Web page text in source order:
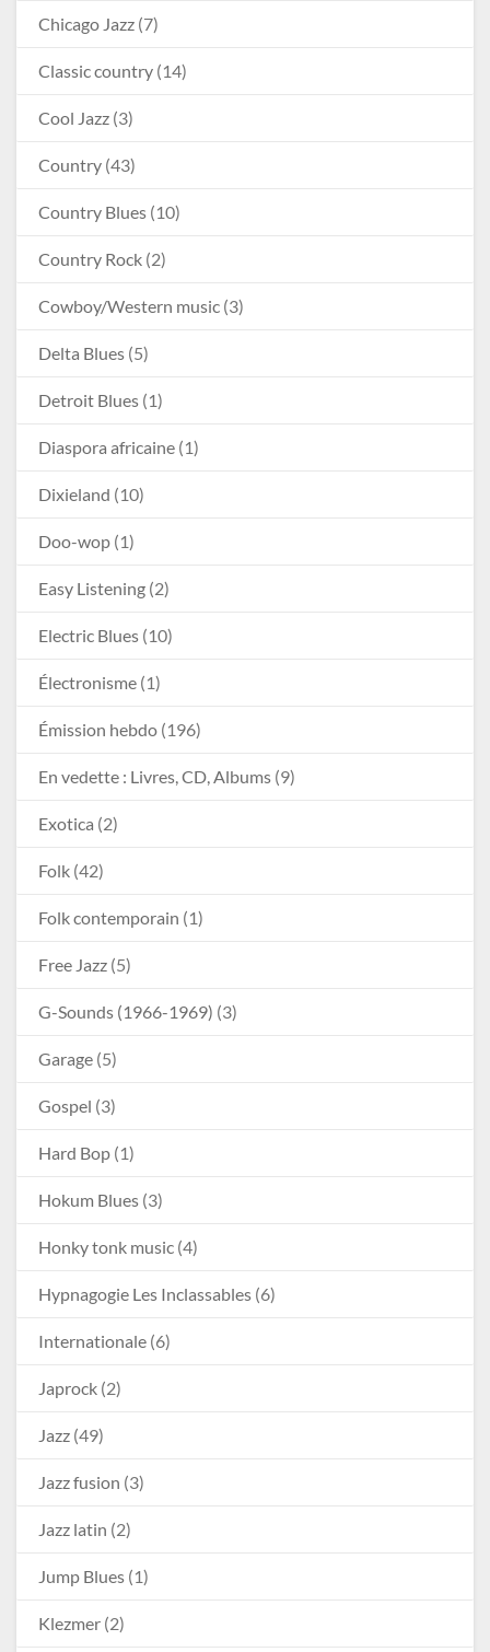
Chicago Jazz (7)
Classic country (14)
Cool Jazz (3)
Country (43)
Country Blues (10)
Country Rock (2)
Cowboy/Western music (3)
Delta Blues (5)
Detroit Blues (1)
Diaspora africaine (1)
Dixieland (10)
Doo-wop (1)
Easy Listening (2)
Electric Blues (10)
Électronisme (1)
Émission hebdo (196)
En vedette : Livres, CD, Albums (9)
Exotica (2)
Folk (42)
Folk contemporain (1)
Free Jazz (5)
G-Sounds (1966-1969) (3)
Garage (5)
Gospel (3)
Hard Bop (1)
Hokum Blues (3)
Honky tonk music (4)
Hypnagogie Les Inclassables (6)
Internationale (6)
Japrock (2)
Jazz (49)
Jazz fusion (3)
Jazz latin (2)
Jump Blues (1)
Klezmer (2)